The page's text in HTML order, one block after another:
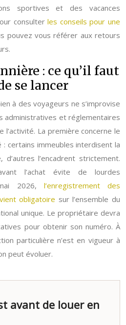
sportives et des vacances
consulterles conseils pour une
pouvez vous référer aux retours
: ce qu’il faut
se lancer
à des voyageurs ne s’improvise
administratives et réglementaires
l’activité. La première concerne le
certains immeubles interdisent la
l’encadrent strictement.
l’achat évite de lourdes
2026, l’enregistrement des
obligatoire sur l’ensemble du
unique. Le propriétaire devra
pour obtenir son numéro. À
particulière n’est en vigueur à
peut évoluer.
avant de louer en